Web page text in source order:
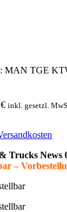
MAN TGE
€ inkl. gesetzl.
Trucks News
–